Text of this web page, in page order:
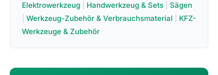
Elektrowerkzeug
Handwerkzeug & Sets
Sägen
Werkzeug-Zubehör & Verbrauchsmaterial
KFZ-
Werkzeuge & Zubehör